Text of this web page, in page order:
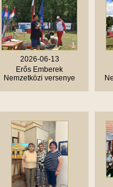
2026-06-13
Erős Emberek
Nemzetközi versenye